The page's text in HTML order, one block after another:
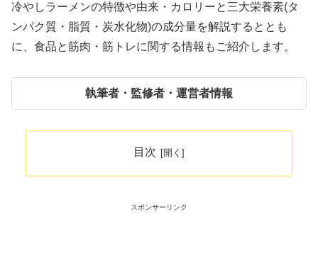
冷やしラーメンの特徴や由来・カロリーと三大栄養素(タ
ンパク質・脂質・炭水化物)の成分量を解説するととも
に、食品と筋肉・筋トレに関する情報もご紹介します。
執筆者・監修者・運営者情報
目次
スポンサーリンク